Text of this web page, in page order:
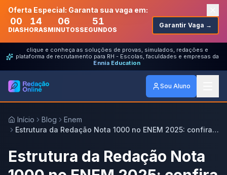
Oferta Especial: Garanta sua vaga em:
00
DIAS
14
HORAS
06
MINUTOS
51
SEGUNDOS
Garantir Vaga →
clique e conheça as soluções de provas, simulados, redações e
plataforma de recrutamento para RH - Escolas, faculdades e empresas da
Ennia Education
Sou Aluno
Início Blog
Enem
Estrutura da Redação Nota 1000 no ENEM 2025: confira
Estrutura da Redação Nota